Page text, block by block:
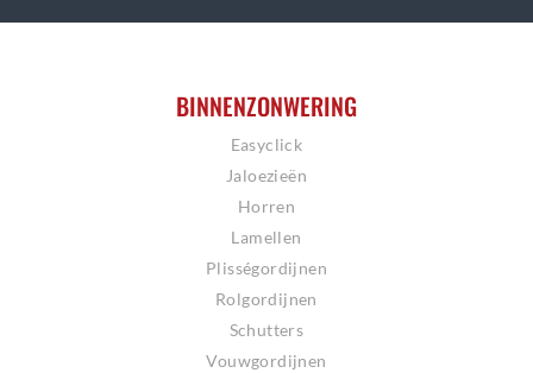
BINNENZONWERING
Easyclick
Jaloezieën
Horren
Lamellen
Plisségordijnen
Rolgordijnen
Schutters
Vouwgordijnen